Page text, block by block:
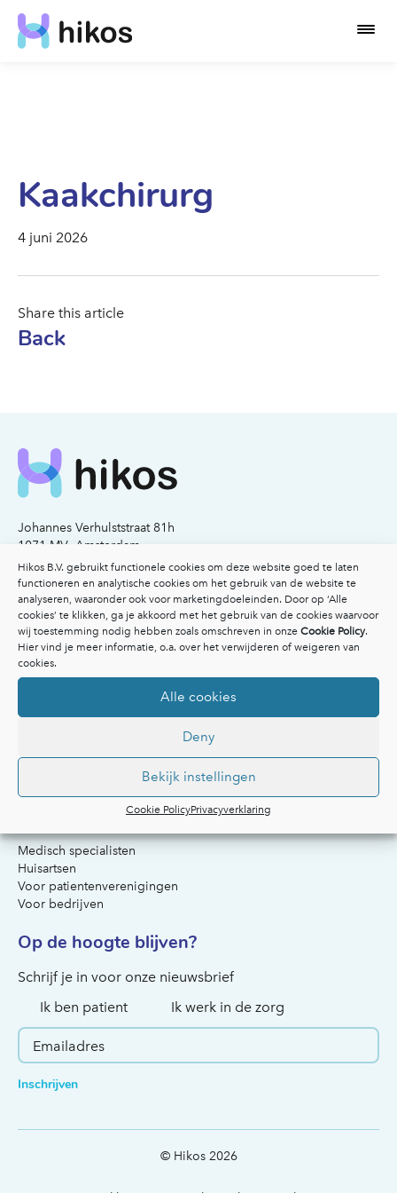
Hikos B.V. gebruikt functionele cookies om deze website goed te laten
functioneren en analytische cookies om het gebruik van de website te
analyseren, waaronder ook voor marketingdoeleinden. Door op ‘Alle
cookies’ te klikken, ga je akkoord met het gebruik van de cookies waarvoor
wij toestemming nodig hebben zoals omschreven in onze Cookie Policy.
Hier vind je meer informatie, o.a. over het verwijderen of weigeren van
cookies.
Alle cookies
Deny
Bekijk instellingen
Cookie PolicyPrivacyverklaring
Hoe kunnen we je helpen?
Kaakchirurg
4 juni 2026
Share this article
Back
Johannes Verhulststraat 81h
1071 MV Amsterdam
KvK nummer: 77341503
Email:info@hikos.nl
Bel:020-2117206
Voor patiënten
Voor patiënten
Veelgestelde vragen
Afspraak maken
Ik heb een klacht
Medisch specialisten
Huisartsen
Voor patientenverenigingen
Voor bedrijven
Op de hoogte blijven?
Schrijf je in voor onze nieuwsbrief
Ik ben patient
Ik werk in de zorg
Inschrijven
© Hikos 2026